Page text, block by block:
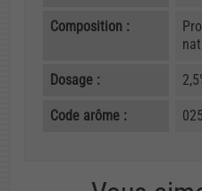
Composition :
Dosage :
Code arôme : 025